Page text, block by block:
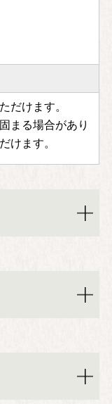
だけます。
まる場合があり
けます。